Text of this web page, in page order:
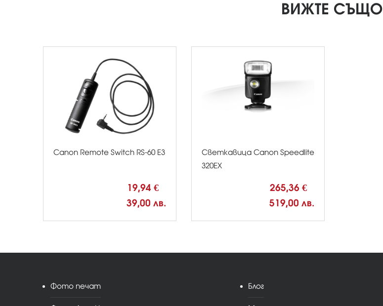
ВИЖТЕ СЪЩО
Canon Remote Switch RS-60 E3
19,94 €
39,00 лв.
Светкавица Canon Speedlite
320ЕХ
265,36 €
519,00 лв.
Фото печат Блог